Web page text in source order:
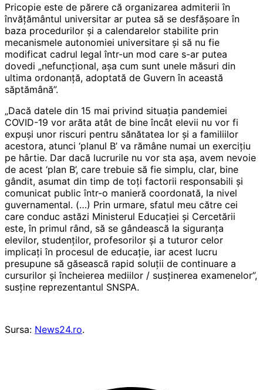
Pricopie este de părere că organizarea admiterii în
învăţământul universitar ar putea să se desfăşoare în
baza procedurilor şi a calendarelor stabilite prin
mecanismele autonomiei universitare şi să nu fie
modificat cadrul legal într-un mod care s-ar putea
dovedi „nefuncţional, aşa cum sunt unele măsuri din
ultima ordonanţă, adoptată de Guvern în această
săptămână”.
„Dacă datele din 15 mai privind situaţia pandemiei
COVID-19 vor arăta atât de bine încât elevii nu vor fi
expuşi unor riscuri pentru sănătatea lor şi a familiilor
acestora, atunci ‘planul B’ va rămâne numai un exerciţiu
pe hârtie. Dar dacă lucrurile nu vor sta aşa, avem nevoie
de acest ‘plan B’, care trebuie să fie simplu, clar, bine
gândit, asumat din timp de toţi factorii responsabili şi
comunicat public într-o manieră coordonată, la nivel
guvernamental. (…) Prin urmare, sfatul meu către cei
care conduc astăzi Ministerul Educaţiei şi Cercetării
este, în primul rând, să se gândească la siguranţa
elevilor, studenţilor, profesorilor şi a tuturor celor
implicaţi în procesul de educaţie, iar acest lucru
presupune să găsească rapid soluţii de continuare a
cursurilor şi încheierea mediilor / susţinerea examenelor”,
susţine reprezentantul SNSPA.
Sursa: News24.ro.